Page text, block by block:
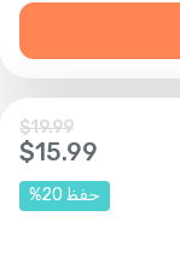
$19.99
$15.99
حفظ 20
%